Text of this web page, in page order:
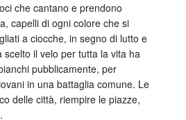
che cantano e prendono
capelli di ogni colore che si
a ciocche, in segno di lutto e
scelto il velo per tutta la vita ha
pubblicamente, per
in una battaglia comune. Le
delle città, riempire le piazze,